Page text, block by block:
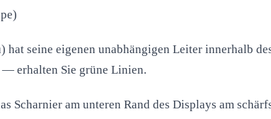
hat seine eigenen unabhängigen Leiter innerhalb
erhalten Sie grüne Linien.
Scharnier am unteren Rand des Displays am